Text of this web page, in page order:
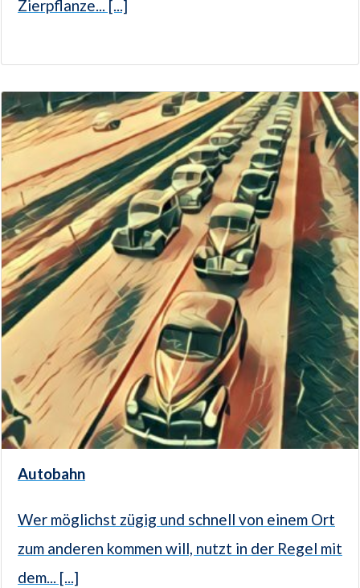
Zierpflanze... [...]
Autobahn
Wer möglichst zügig und schnell von einem Ort
zum anderen kommen will, nutzt in der Regel mit
dem... [...]